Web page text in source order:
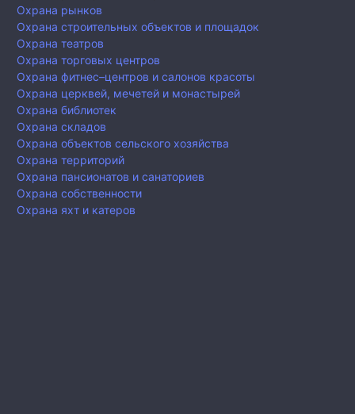
Охрана рынков
Охрана строительных объектов и площадок
Охрана театров
Охрана торговых центров
Охрана фитнес–центров и салонов красоты
Охрана церквей, мечетей и монастырей
Охрана библиотек
Охрана складов
Охрана объектов сельского хозяйства
Охрана территорий
Охрана пансионатов и санаториев
Охрана собственности
Охрана яхт и катеров